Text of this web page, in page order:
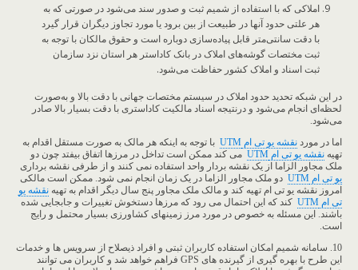
املاکی که با استفاده از شمیم ثبت و صدور سند می‌شود در صورتی که به
هر علتی حدود آنها در طبیعت از بین برود یا مورد تجاوز دیگران قرار گیرد
با دقت سانتی‌متر قابل پیاده‌سازی دوباره است و حقوق مالکان با توجه به
ثبت مختصات گوشه‌های املاک در بانک کاداستر هر استان نزد سازمان
ثبت اسناد و املاک کشور حفاظت می‌شود.
در این شبکه تحدید حدود املاک در سیستم مختصات جهانی با دقت بالا و به‌صورت
لحظه‌ای انجام می‌شود و درنتیجه اسناد مالکیت کاداستری با دقت بسیار بالا صادر
می‌شود.
اما در مورد نقشه یو تی ام UTM با توجه به اینکه هر مالک به صورت مستقل اقدام به
تهیه نقشه یو تی ام UTM می کند ممکن است تداخل در مرزها اتفاق بیفتد چون دو
ملک مجاور الزاما از یک نقشه بردار واحد استفاده نمی کنند و از طرفی نقشه برداری
یو تی ام UTM دو ملک مجاور الزاما در یک زمان انجام نمی شود. ممکن است مالکی
امروز نقشه یو تی ام تهیه کند و مالک ملک مجاور پنج سال دیگر اقدام به تهیه نقشه یو
تی ام UTM کند که این احتمال می رود که مرزها دستخوش تغییرات و جابجایی شده
باشند. این مسئله به خصوص در مورد مرز زمینهای کشاورزی بسیار محتمل و رایج
است.
10. سامانه شمیم امکان استفاده کاربران ثبتی و افراد ذیصلاح از سرویس ها و خدمات
این طرح با بهره گیری از گیرنده های GPS فراهم خواهد شد و کاربران می توانند